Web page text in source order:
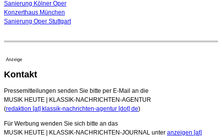
Sanierung Kölner Oper
Konzerthaus München
Sanierung Oper Stuttgart
Anzeige
Kontakt
Pressemitteilungen senden Sie bitte per E-Mail an die
MUSIK HEUTE | KLASSIK-NACHRICHTEN-AGENTUR
(redaktion [at] klassik-nachrichten-agentur [dot] de)
Für Werbung wenden Sie sich bitte an das
MUSIK HEUTE | KLASSIK-NACHRICHTEN-JOURNAL unter anzeigen [at]